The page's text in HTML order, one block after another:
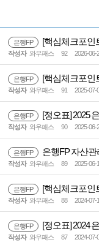
은행FP [핵심체크포인
작성자 와우패스 92 2026-06-
은행FP [핵심체크포인
작성자 와우패스 91 2025-07-
은행FP [정오표] 2025
작성자 와우패스 90 2025-06-
은행FP 은행FP 자산
작성자 와우패스 89 2025-06-
은행FP [핵심체크포인
작성자 와우패스 88 2024-07-
은행FP [정오표] 2024
작성자 와우패스 87 2024-07-